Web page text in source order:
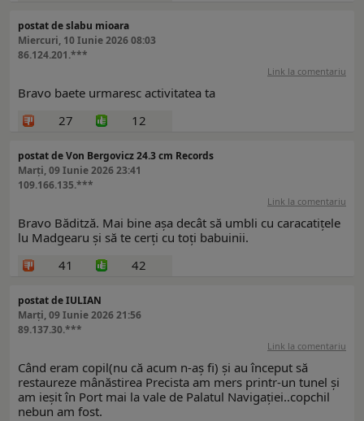
postat de slabu mioara
Miercuri, 10 Iunie 2026 08:03
86.124.201.***
Link la comentariu
Bravo baete urmaresc activitatea ta
27
12
postat de Von Bergovicz 24.3 cm Records
Marți, 09 Iunie 2026 23:41
109.166.135.***
Link la comentariu
Bravo Băditză. Mai bine așa decât să umbli cu caracatițele
lu Madgearu și să te cerți cu toți babuinii.
41
42
postat de IULIAN
Marți, 09 Iunie 2026 21:56
89.137.30.***
Link la comentariu
Când eram copil(nu că acum n-aș fi) și au început să
restaureze mânăstirea Precista am mers printr-un tunel și
am ieșit în Port mai la vale de Palatul Navigației..copchil
nebun am fost.